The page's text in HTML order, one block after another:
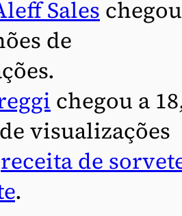
Sales
de
chegou a
visualizações
receita de
.